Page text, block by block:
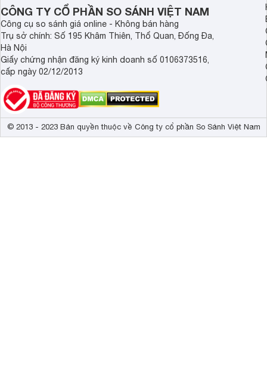
CÔNG TY CỔ PHẦN SO SÁNH VIỆT NAM
Công cụ so sánh giá online - Không bán hàng
Trụ sở chính: Số 195 Khâm Thiên, Thổ Quan, Đống Đa,
Hà Nội
Giấy chứng nhận đăng ký kinh doanh số 0106373516,
cấp ngày 02/12/2013
© 2013 - 2023 Bản quyền thuộc về Công ty cổ phần So Sánh Việt Nam